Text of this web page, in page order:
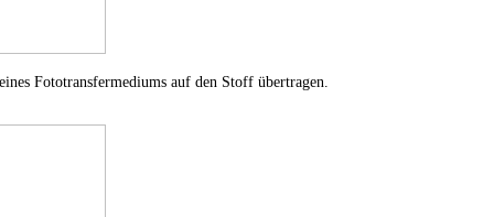
Fototransfermediums auf den Stoff übertragen.